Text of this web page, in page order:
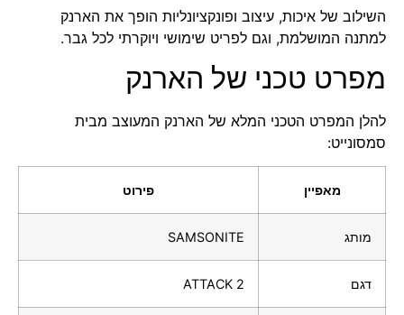
השילוב של איכות, עיצוב ופונקציונליות הופך את הארנק
למתנה המושלמת, וגם לפריט שימושי ויוקרתי לכל גבר.
מפרט טכני של הארנק
להלן המפרט הטכני המלא של הארנק המעוצב מבית
סמסונייט:
מאפיין פירוט
מותג SAMSONITE
דגם ATTACK 2